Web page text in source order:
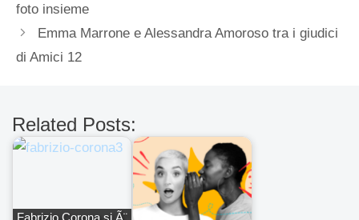
foto insieme
Emma Marrone e Alessandra Amoroso tra i giudici
di Amici 12
Related Posts:
Fabrizio Corona si Ã¨